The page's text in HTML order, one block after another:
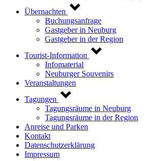
Übernachten
Buchungsanfrage
Gastgeber in Neuburg
Gastgeber in der Region
Tourist-Information
Infomaterial
Neuburger Souvenirs
Veranstaltungen
Tagungen
Tagungsräume in Neuburg
Tagungsräume in der Region
Anreise und Parken
Kontakt
Datenschutzerklärung
Impressum